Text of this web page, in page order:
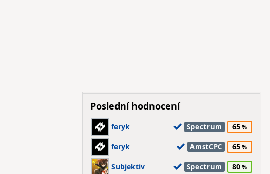
Poslední hodnocení
feryk Spectrum 65
feryk AmstCPC 65
Subjektiv Spectrum 80